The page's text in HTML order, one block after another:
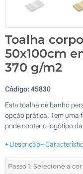
Toalha
50x100cm
370 g/m2
Código:45830
Esta toalha de banho
opção prática. Tem uma
pode conter o logótipo
+ Descrição+
Passo 1. Selecione a